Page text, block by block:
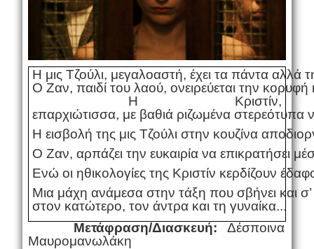
Η μις Τζούλι, μεγαλοαστή, έχει τα πάντα αλλά
Ο Ζαν, παιδί του λαού, ονειρεύεται την κορυφή
Η Κριστίν,
επαρχιώτισσα, με βαθιά ριζωμένα στερεότυπα
Η εισβολή της μις Τζούλι στην κουζίνα
Ο Ζαν, αρπάζει την ευκαιρία να επικρατήσει
Ενώ οι ηθικολογίες της Κριστίν κερδίζουν
Μια μάχη ανάμεσα στην τάξη που σβήνει και
στον κατώτερο, τον άντρα και τη γυναίκα...
Μετάφραση/Διασκευή: Δέσποινα
Μαυρομανωλάκη